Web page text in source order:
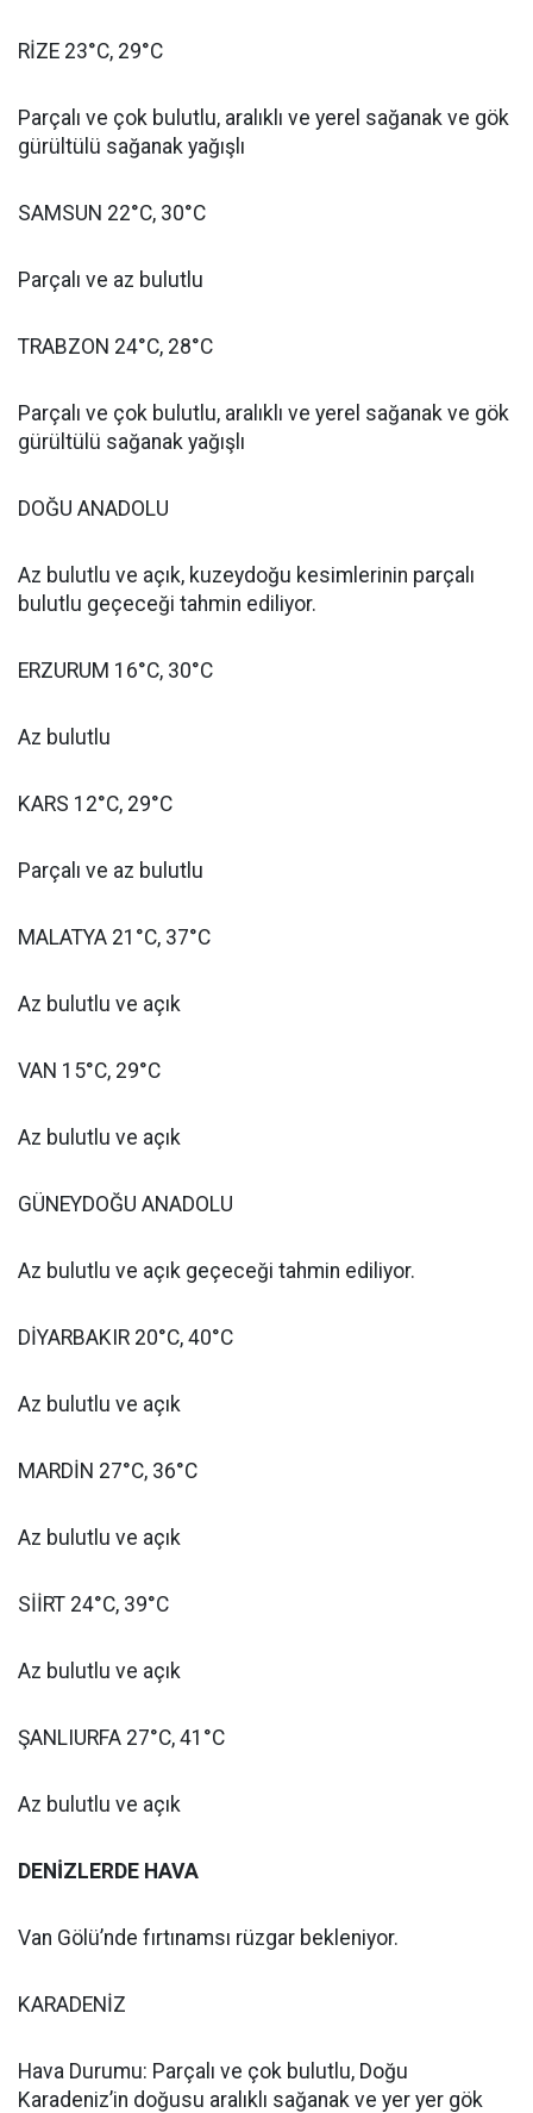
RİZE 23°C, 29°C
Parçalı ve çok bulutlu, aralıklı ve yerel sağanak ve gök
gürültülü sağanak yağışlı
SAMSUN 22°C, 30°C
Parçalı ve az bulutlu
TRABZON 24°C, 28°C
Parçalı ve çok bulutlu, aralıklı ve yerel sağanak ve gök
gürültülü sağanak yağışlı
DOĞU ANADOLU
Az bulutlu ve açık, kuzeydoğu kesimlerinin parçalı
bulutlu geçeceği tahmin ediliyor.
ERZURUM 16°C, 30°C
Az bulutlu
KARS 12°C, 29°C
Parçalı ve az bulutlu
MALATYA 21°C, 37°C
Az bulutlu ve açık
VAN 15°C, 29°C
Az bulutlu ve açık
GÜNEYDOĞU ANADOLU
Az bulutlu ve açık geçeceği tahmin ediliyor.
DİYARBAKIR 20°C, 40°C
Az bulutlu ve açık
MARDİN 27°C, 36°C
Az bulutlu ve açık
SİİRT 24°C, 39°C
Az bulutlu ve açık
ŞANLIURFA 27°C, 41°C
Az bulutlu ve açık
DENİZLERDE HAVA
Van Gölü’nde fırtınamsı rüzgar bekleniyor.
KARADENİZ
Hava Durumu: Parçalı ve çok bulutlu, Doğu
Karadeniz’in doğusu aralıklı sağanak ve yer yer gök